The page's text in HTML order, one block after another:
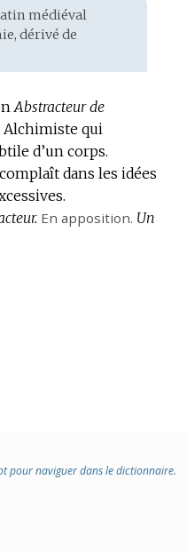
médiéval
dérivé de
Abstracteur de
Alchimiste qui
d’un corps.
dans les idées
En apposition. Un
pour naviguer dans le dictionnaire.